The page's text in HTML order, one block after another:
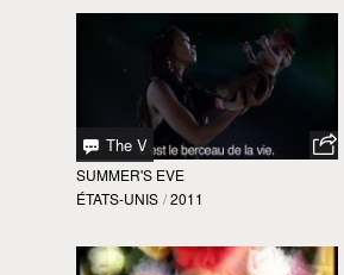
The V
SUMMER'S EVE
ÉTATS-UNIS / 2011